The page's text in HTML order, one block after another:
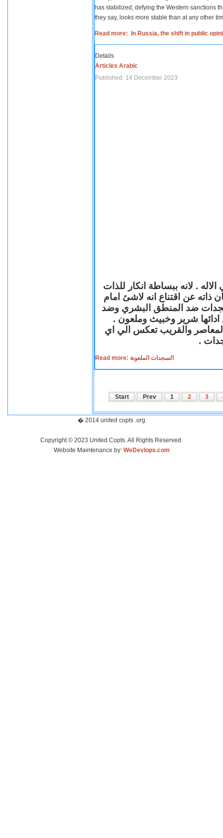
has stabilized, defying the Western sanctions
they say, looks more stable than at any other
Read more: In Russia, the shift in public
Details
Articles Arabic
Published: 14 December 2023
. لانه ببساطة انكار للذات
ذاته عن اقتناع انه لاشئ امام
ضد المنطق البشري وضد
ادائها شرير وخبيث وملعون .
المعاصر والقريب تعكس الي اي
.
Read more: السجدات الملعونة
Start Prev 1 2 3
� 2014 united copts .org
Copyright © 2023 United Copts. All Rights Reserved.
Website Maintenance by: WeDevlops.com